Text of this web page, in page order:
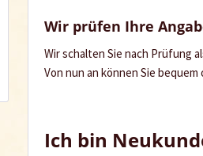
Wir prüfen Ihre
Wir schalten Sie nach Prüfung
Von nun an können Sie
Ich bin